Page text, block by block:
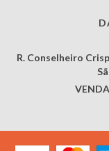
R. Conselheiro